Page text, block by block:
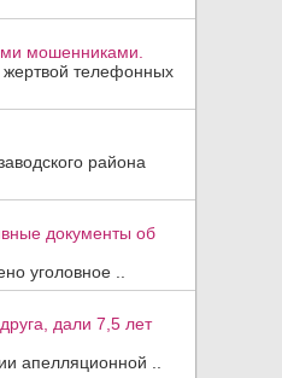
мошенниками.
телефонных
района
документы об
уголовное ..
дали 7,5 лет
апелляционной ..